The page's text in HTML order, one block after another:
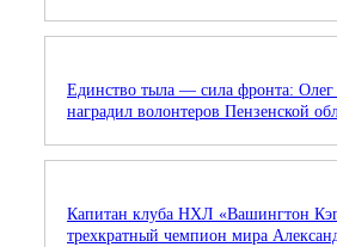
Единство тыла — сила фронта:
наградил волонтеров Пензенской
Капитан клуба НХЛ «Вашингтон
трехкратный чемпион мира